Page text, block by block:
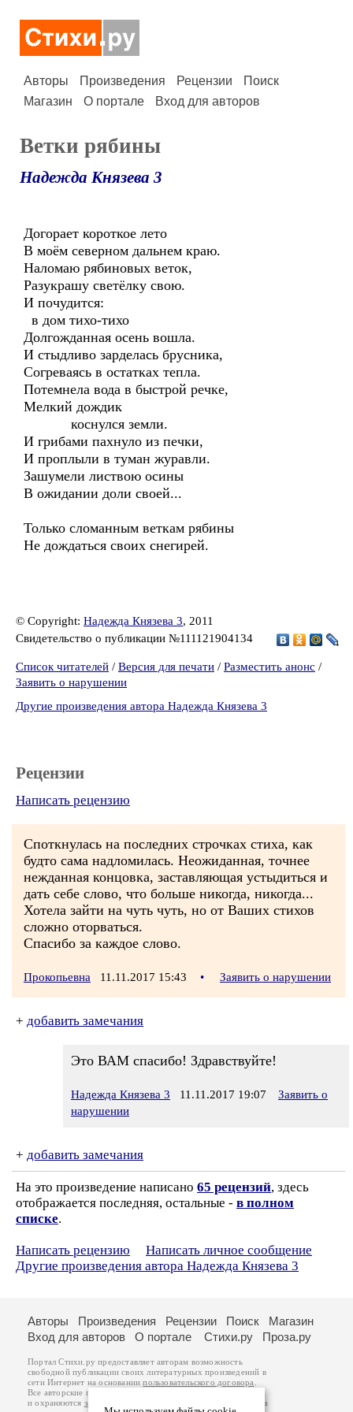
Авторы Произведения Рецензии
Поиск
Магазин
О портале Вход для авторов
Ветки рябины
Надежда Князева 3
Догорает короткое лето
В моём северном дальнем краю.
Наломаю рябиновых веток,
Разукрашу светёлку свою.
И почудится:
в дом тихо-тихо
Долгожданная осень вошла.
И стыдливо зарделась брусника,
Согреваясь в остатках тепла.
Потемнела вода в быстрой речке,
Мелкий дождик
коснулся земли.
И грибами пахнуло из печки,
И проплыли в туман журавли.
Зашумели листвою осины
В ожидании доли своей...
Только сломанным веткам рябины
Не дождаться своих снегирей.
© Copyright: Надежда Князева 3, 2011
Свидетельство о публикации №111121904134
Список читателей / Версия для печати / Разместить анонс /
Заявить о нарушении
Другие произведения автора Надежда Князева 3
Рецензии
Написать рецензию
Споткнулась на последних строчках стиха, как
будто сама надломилась. Неожиданная, точнее
нежданная концовка, заставляющая устыдиться и
дать себе слово, что больше никогда, никогда...
Хотела зайти на чуть чуть, но от Ваших стихов
сложно оторваться.
Спасибо за каждое слово.
Прокопьевна 11.11.2017 15:43 • Заявить о нарушении
+ добавить замечания
Это ВАМ спасибо! Здравствуйте!
Надежда Князева 3 11.11.2017 19:07
Заявить о
нарушении
+ добавить замечания
На это произведение написано 65 рецензий, здесь
отображается последняя, остальные - в полном
списке.
Написать рецензию
Написать личное сообщение
Другие произведения автора Надежда Князева 3
Авторы Произведения Рецензии Поиск
Магазин
Вход для авторов
О портале Стихи.ру Проза.ру
Портал Стихи.ру предоставляет авторам возможность
свободной публикации своих литературных произведений в
сети Интернет на основаниипользовательского договора
Все авторские права на произведения принадлежат авторам
и охраняются законом
. Перепечатка произведений возможна